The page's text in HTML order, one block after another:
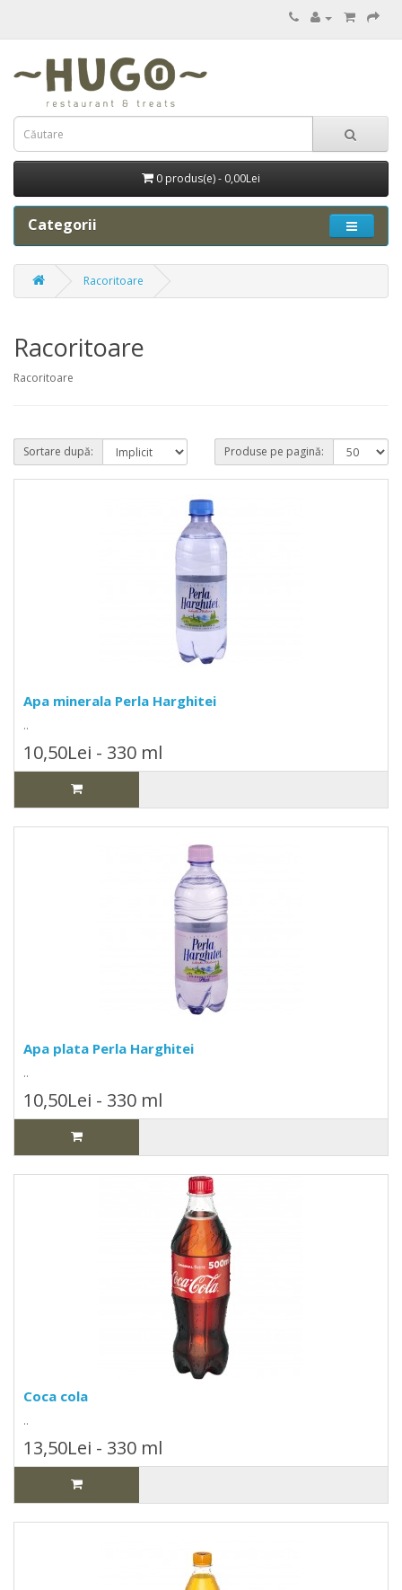
0 produs(e) - 0,00Lei
Categorii
Racoritoare
Racoritoare
Racoritoare
Sortare după: Produse pe pagină:
Apa minerala Perla Harghitei
..
10,50Lei - 330 ml
Apa plata Perla Harghitei
..
10,50Lei - 330 ml
Coca cola
..
13,50Lei - 330 ml